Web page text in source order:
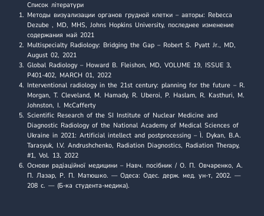
Список літератури
Методы визуализации органов грудной клетки– авторы: Rebecca
Dezube , MD, MHS, Johns Hopkins University, последнее изменение
содержания май 2021
Multispecialty Radiology: Bridging the Gap– Robert S. Pyatt Jr., MD,
August 02, 2021
Global Radiology– Howard B. Fleishon, MD, VOLUME 19, ISSUE 3,
P401-402, MARCH 01, 2022
Interventional radiology in the 21st century: planning for the future– R.
Morgan, T. Cleveland, M. Hamady, R. Uberoi, P. Haslam, R. Kasthuri, M.
Johnston, I. McCafferty
Scientific Research of the SI Institute of Nuclear Medicine and
Diagnostic Radiology of the National Academy of Medical Sciences of
Ukraine in 2021: Artificial intellect and postprocessing– Ì. Dykan, B.A.
Tarasyuk, I.V. Andrushchenko, Radiation Diagnostics, Radiation Therapy,
#1, Vol. 13, 2022
Основи радіаційної медицини– Навч. посібник / О. П. Овчаренко, А.
П. Лазар, Р. П. Матюшко. — Одеса: Одес. держ. мед. ун-т, 2002. —
208 с. — (Б-ка студента-медика).